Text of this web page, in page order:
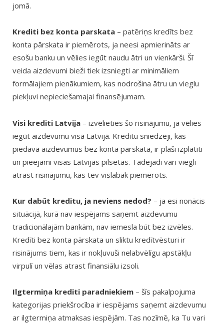
jomā.
Krediti bez konta parskata – patēriņs kredīts bez
konta pārskata ir piemērots, ja neesi apmierināts ar
esošu banku un vēlies iegūt naudu ātri un vienkārši. Šī
veida aizdevumi bieži tiek izsniegti ar minimāliem
formālajiem pienākumiem, kas nodrošina ātru un vieglu
piekļuvi nepieciešamajai finansējumam.
Visi krediti Latvija – izvēlieties šo risinājumu, ja vēlies
iegūt aizdevumu visā Latvijā. Kredītu sniedzēji, kas
piedāvā aizdevumus bez konta pārskata, ir plaši izplatīti
un pieejami visās Latvijas pilsētās. Tādējādi vari viegli
atrast risinājumu, kas tev vislabāk piemērots.
Kur dabūt kreditu, ja neviens nedod? – ja esi nonācis
situācijā, kurā nav iespējams saņemt aizdevumu
tradicionālajām bankām, nav iemesla būt bez izvēles.
Kredīti bez konta pārskata un sliktu kredītvēsturi ir
risinājums tiem, kas ir nokļuvuši nelabvēlīgu apstākļu
virpulī un vēlas atrast finansiālu izsoli.
Ilgtermiņa krediti paradniekiem – šīs pakalpojuma
kategorijas priekšrocība ir iespējams saņemt aizdevumu
ar ilgtermiņa atmaksas iespējām. Tas nozīmē, ka Tu vari